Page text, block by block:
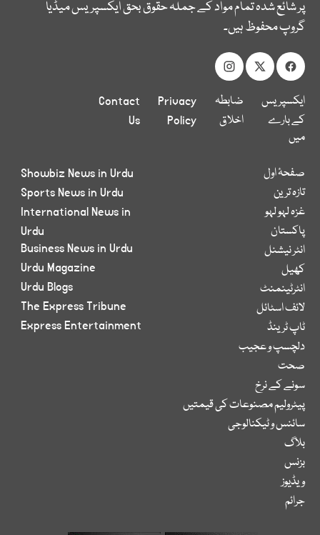
پر شائع شدہ تمام مواد کے جملہ حقوق بحق ایکسپریس میڈیا
گروپ محفوظ ہیں۔
ایکسپریس
کے بارے
میں
ضابطہ
اخلاق
Privacy
Policy
Contact
Us
صفحۂ اول
تازہ ترین
غزہ لہو لہو
پاکستان
انٹر نیشنل
کھیل
انٹرٹینمنٹ
لائف اسٹائل
ٹاپ ٹرینڈ
دلچسپ و عجیب
صحت
سونے کے نرخ
پیٹرولیم مصنوعات کی قیمتیں
سائنس و ٹیکنالوجی
بلاگ
بزنس
ویڈیوز
جرائم
Showbiz News in Urdu
Sports News in Urdu
International News in
Urdu
Business News in Urdu
Urdu Magazine
Urdu Blogs
The Express Tribune
Express Entertainment